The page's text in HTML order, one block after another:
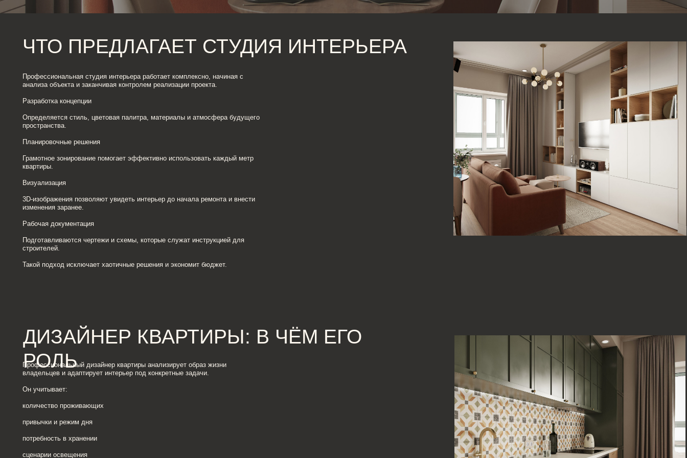
Профессиональная студия интерьера работает комплексно, начиная с
анализа объекта и заканчивая контролем реализации проекта.
Определяется стиль, цветовая палитра, материалы и атмосфера будущего
пространства.
Планировочные решения
Грамотное зонирование помогает эффективно использовать каждый метр
квартиры.
Визуализация
изменения заранее.
строителей.
Такой подход исключает хаотичные решения и экономит бюджет.
ЧТО ПРЕДЛАГАЕТ СТУДИЯ ИНТЕРЬЕРА
количество проживающих
привычки и режим дня
потребность в хранении
В результате интерьер становится не просто красивым, а удобным и
фонда до современных жилых комплексов.
Услуги дизайнера интерьера СПб часто включают работу с нестандартной